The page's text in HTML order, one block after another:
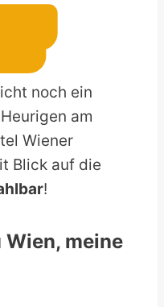
noch ein
am
Wiener
Blick auf die
!
Wien, meine